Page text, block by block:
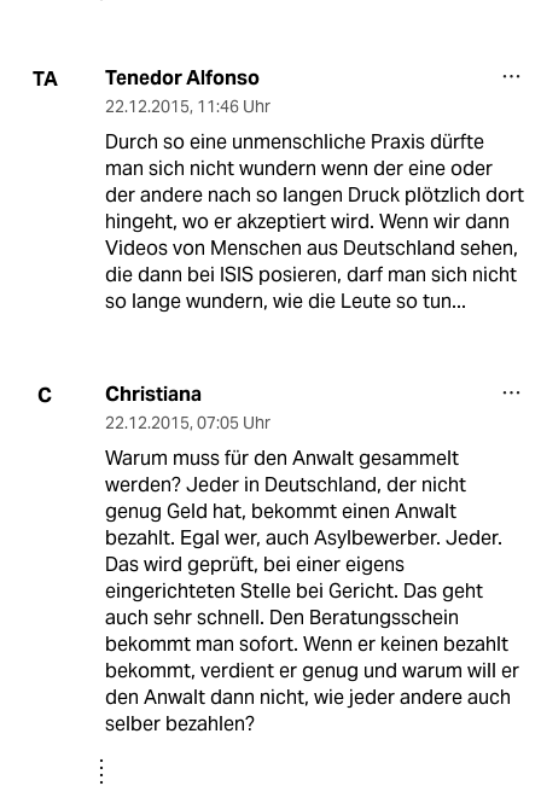
TA Tenedor Alfonso
22.12.2015, 11:46 Uhr
Durch so eine unmenschliche Praxis dürfte
man sich nicht wundern wenn der eine oder
der andere nach so langen Druck plötzlich dort
hingeht, wo er akzeptiert wird. Wenn wir dann
Videos von Menschen aus Deutschland sehen,
die dann bei ISIS posieren, darf man sich nicht
so lange wundern, wie die Leute so tun...
C Christiana
22.12.2015, 07:05 Uhr
Warum muss für den Anwalt gesammelt
werden? Jeder in Deutschland, der nicht
genug Geld hat, bekommt einen Anwalt
bezahlt. Egal wer, auch Asylbewerber. Jeder.
Das wird geprüft, bei einer eigens
eingerichteten Stelle bei Gericht. Das geht
auch sehr schnell. Den Beratungsschein
bekommt man sofort. Wenn er keinen bezahlt
bekommt, verdient er genug und warum will er
den Anwalt dann nicht, wie jeder andere auch
selber bezahlen?